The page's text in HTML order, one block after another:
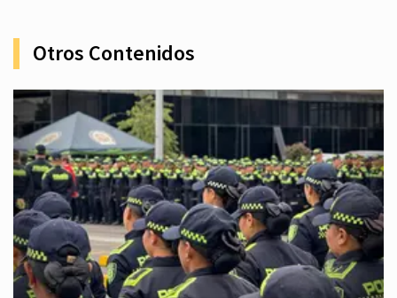
Otros Contenidos